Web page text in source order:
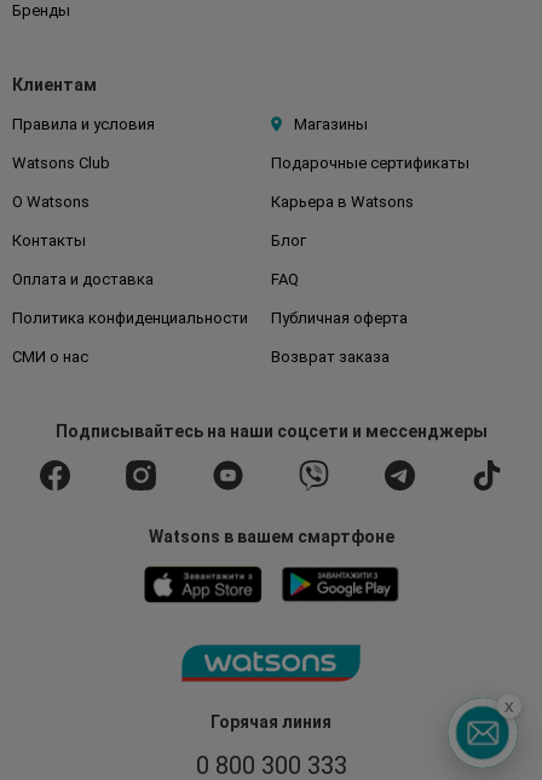
Горячая линия
0 800 300 333
Бренды
Клиентам
Правила и условия Магазины
Watsons Club Подарочные сертификаты
О Watsons Карьера в Watsons
Контакты Блог
Оплата и доставка FAQ
Политика конфиденциальности Публичная оферта
СМИ о нас Возврат заказа
Подписывайтесьна наши соцсети и мессенджеры
Watsons в вашем смартфоне
x